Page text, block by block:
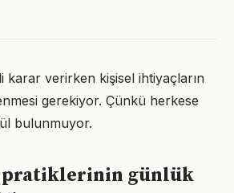
karar verirken kişisel ihtiyaçların
gerekiyor. Çünkü herkese
bulunmuyor.
pratiklerinin günlük